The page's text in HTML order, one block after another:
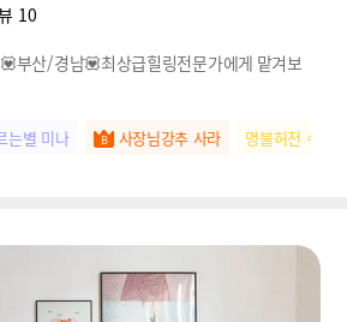
10
부산/경남💟최상급힐링전문가에게 맡겨보
는별 미나 사장님강추 사라 명불허전 수아